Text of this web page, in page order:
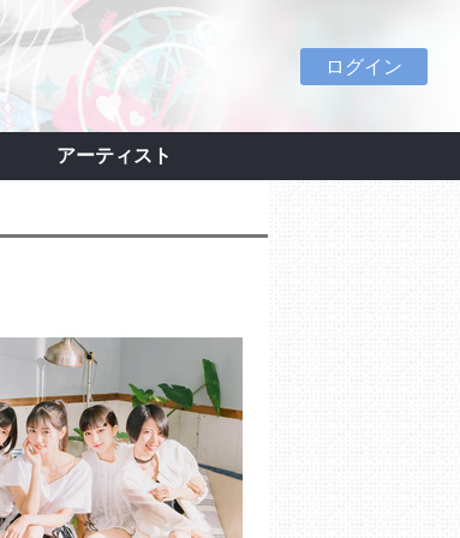
ログイン
アーティスト